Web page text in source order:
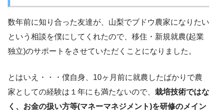
数年前に知り合った友達が、山梨でブドウ農家になりたい
という相談を僕にしてくれたので、移住・新規就農(起業
独立)のサポートをさせていただくことになりました。
とはいえ・・・僕自身、10ヶ月前に就農したばかりで農
家としての経験は１年にも満たないので、 栽培技術ではな
く、お金の扱い方等(マネーマネジメント)を研修のメイン